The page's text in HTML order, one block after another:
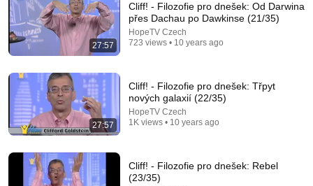
Harvard Professor Explains The Rules of Writing —
Steven Pinker
David Perell • 1M views
27:57
Cliff! - Filozofie pro dnešek: Od Darwina
přes Dachau po Dawkinse (21/35)
HopeTV Czech
723 views • 10 years ago
27:57
Cliff! - Filozofie pro dnešek: Třpyt
nových galaxií (22/35)
HopeTV Czech
1K views • 10 years ago
Cliff! - Filozofie pro dnešek: Rebel
(23/35)